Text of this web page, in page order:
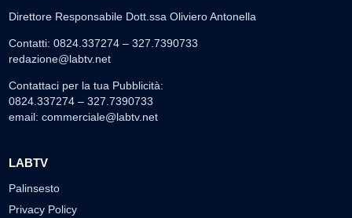
Direttore Responsabile Dott.ssa Oliviero Antonella
Contatti: 0824.337274 – 327.7390733
redazione@labtv.net
Contattaci per la tua Pubblicità:
0824.337274 – 327.7390733
email: commerciale@labtv.net
LABTV
Palinsesto
Privacy Policy